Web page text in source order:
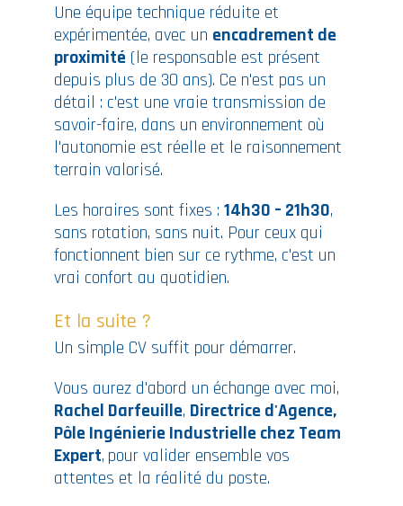
Une équipe technique réduite et
expérimentée, avec un encadrement de
proximité (le responsable est présent
depuis plus de 30 ans). Ce n'est pas un
détail : c'est une vraie transmission de
savoir-faire, dans un environnement où
l'autonomie est réelle et le raisonnement
terrain valorisé.
Les horaires sont fixes : 14h30 – 21h30,
sans rotation, sans nuit. Pour ceux qui
fonctionnent bien sur ce rythme, c'est un
vrai confort au quotidien.
Et la suite ?
Un simple CV suffit pour démarrer.
Vous aurez d'abord un échange avec moi,
Rachel Darfeuille, Directrice d'Agence,
Pôle Ingénierie Industrielle chez Team
Expert, pour valider ensemble vos
attentes et la réalité du poste.